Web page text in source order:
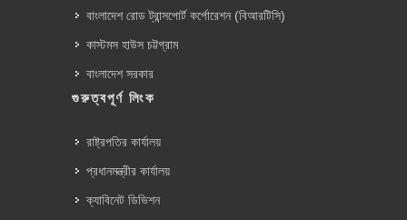
বাংলাদেশ রোড ট্রান্সপোর্ট কর্পোরেশন (বিআরটিসি)
কাস্টমস হাউস চট্টগ্রাম
বাংলাদেশ সরকার
গুরুত্বপূর্ণ লিংক
রাষ্ট্রপতির কার্যালয়
প্রধানমন্ত্রীর কার্যালয়
ক্যাবিনেট ডিভিশন